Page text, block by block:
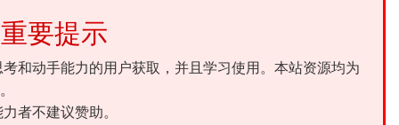
重要提示
和动手能力的用户获取，并且学习使用。本站资源均为
者不建议赞助。